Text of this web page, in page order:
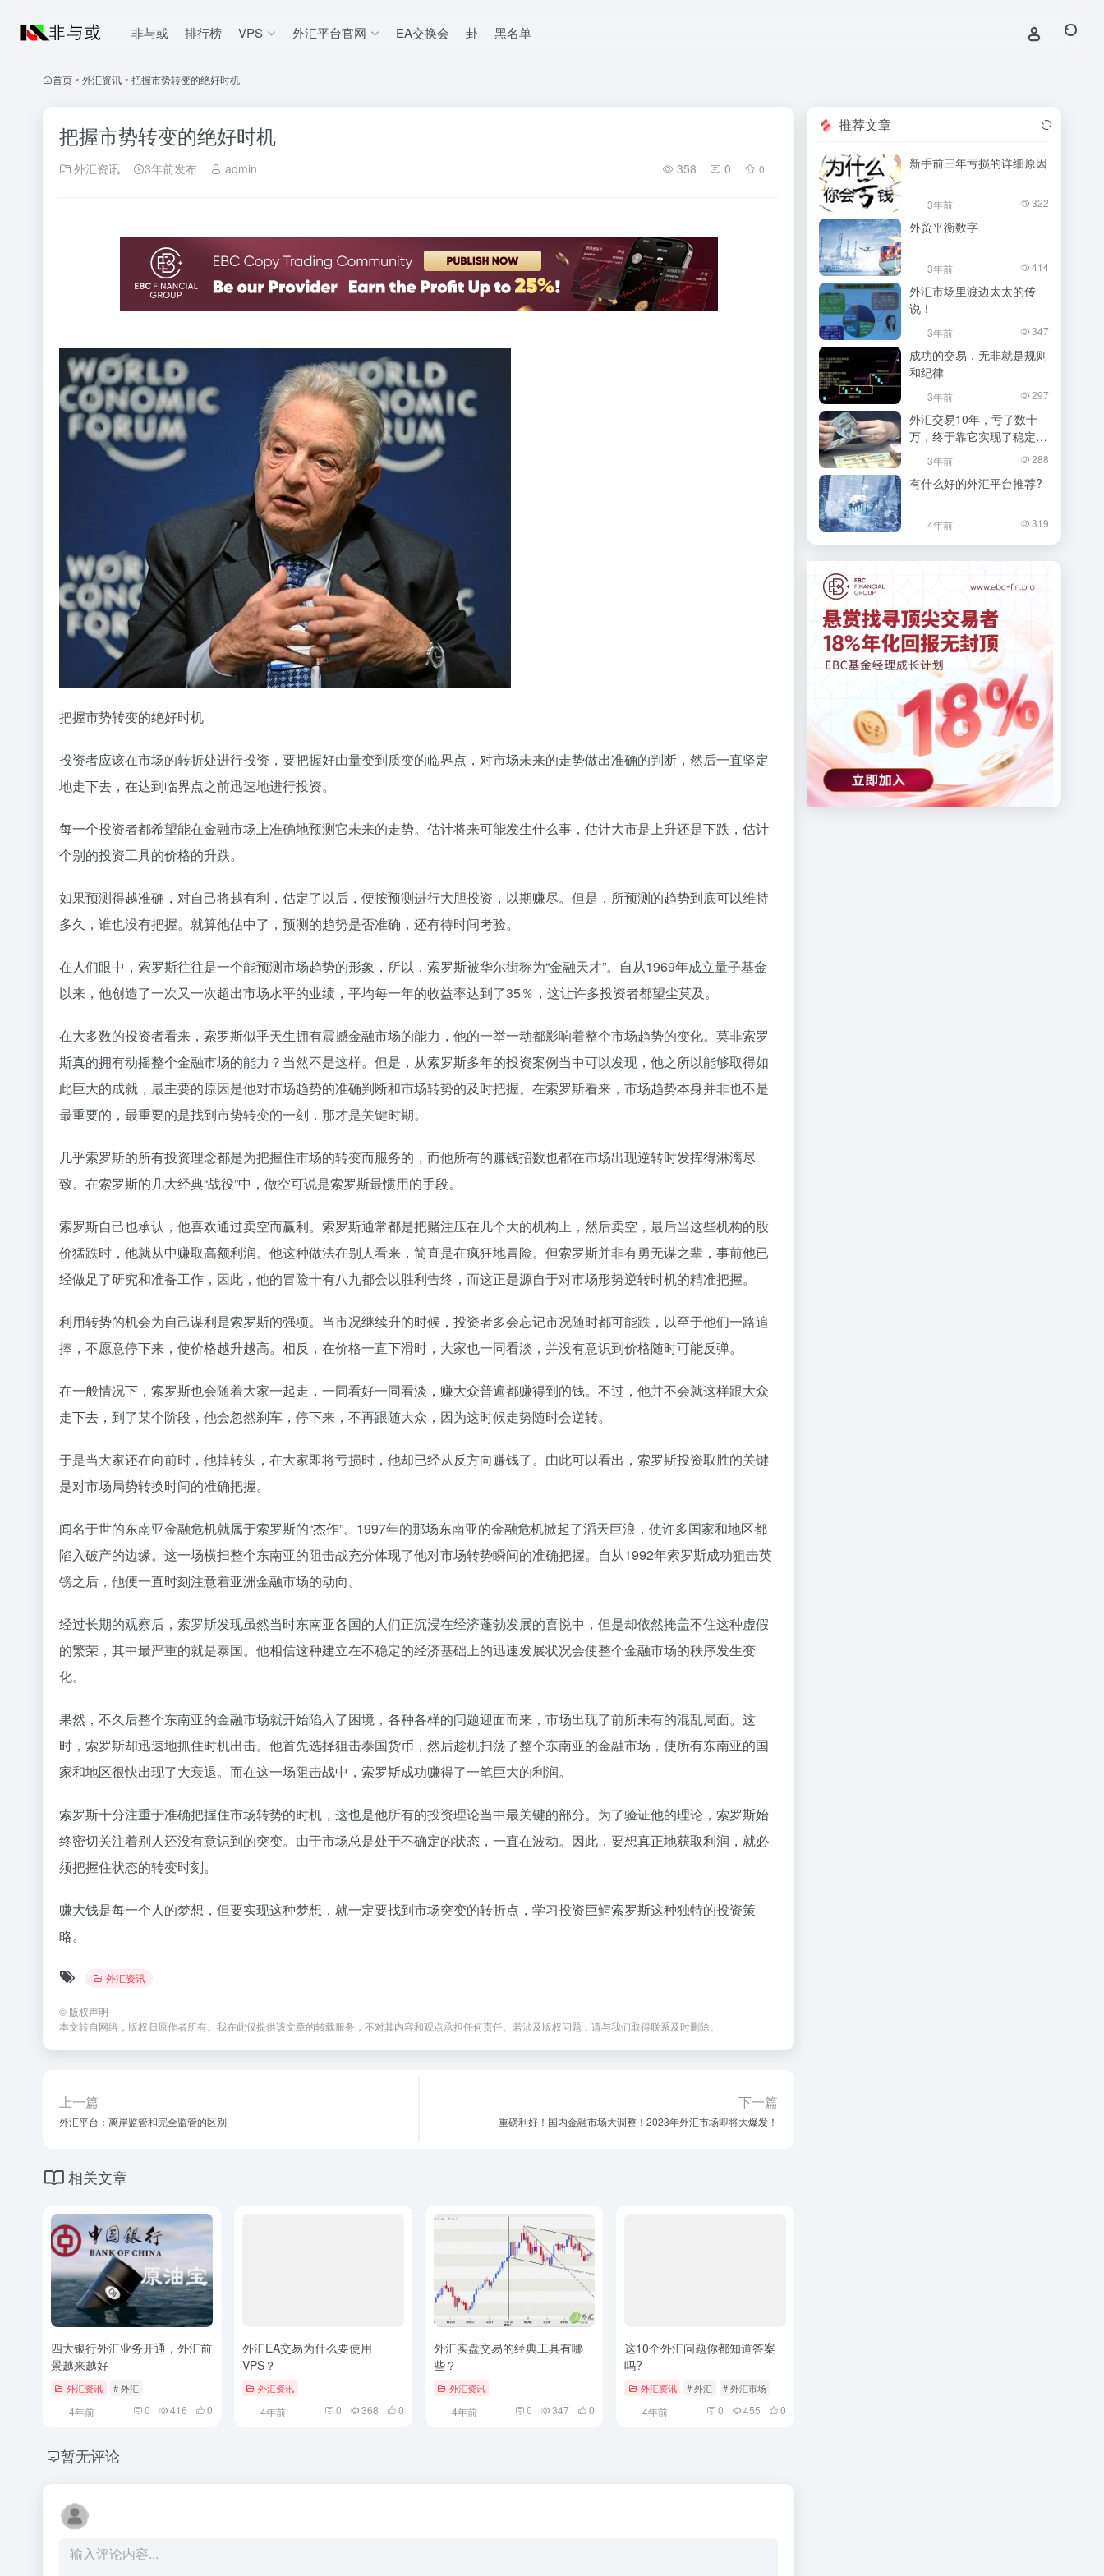
非与或 排行榜 VPS 外汇平台官网 EA交换会 卦 黑名单
首页 • 外汇资讯 • 把握市势转变的绝好时机
把握市势转变的绝好时机
外汇资讯 3年前发布 admin 358 0 0
把握市势转变的绝好时机
投资者应该在市场的转折处进行投资，要把握好由量变到质变的临界点，对市场未来的走势做出准确的判断，然后一直坚定
地走下去，在达到临界点之前迅速地进行投资。
每一个投资者都希望能在金融市场上准确地预测它未来的走势。估计将来可能发生什么事，估计大市是上升还是下跌，估计
个别的投资工具的价格的升跌。
如果预测得越准确，对自己将越有利，估定了以后，便按预测进行大胆投资，以期赚尽。但是，所预测的趋势到底可以维持
多久，谁也没有把握。就算他估中了，预测的趋势是否准确，还有待时间考验。
在人们眼中，索罗斯往往是一个能预测市场趋势的形象，所以，索罗斯被华尔街称为“金融天才”。自从1969年成立量子基金
以来，他创造了一次又一次超出市场水平的业绩，平均每一年的收益率达到了35％，这让许多投资者都望尘莫及。
在大多数的投资者看来，索罗斯似乎天生拥有震撼金融市场的能力，他的一举一动都影响着整个市场趋势的变化。莫非索罗
斯真的拥有动摇整个金融市场的能力？当然不是这样。但是，从索罗斯多年的投资案例当中可以发现，他之所以能够取得如
此巨大的成就，最主要的原因是他对市场趋势的准确判断和市场转势的及时把握。在索罗斯看来，市场趋势本身并非也不是
最重要的，最重要的是找到市势转变的一刻，那才是关键时期。
几乎索罗斯的所有投资理念都是为把握住市场的转变而服务的，而他所有的赚钱招数也都在市场出现逆转时发挥得淋漓尽
致。在索罗斯的几大经典“战役”中，做空可说是索罗斯最惯用的手段。
索罗斯自己也承认，他喜欢通过卖空而赢利。索罗斯通常都是把赌注压在几个大的机构上，然后卖空，最后当这些机构的股
价猛跌时，他就从中赚取高额利润。他这种做法在别人看来，简直是在疯狂地冒险。但索罗斯并非有勇无谋之辈，事前他已
经做足了研究和准备工作，因此，他的冒险十有八九都会以胜利告终，而这正是源自于对市场形势逆转时机的精准把握。
利用转势的机会为自己谋利是索罗斯的强项。当市况继续升的时候，投资者多会忘记市况随时都可能跌，以至于他们一路追
捧，不愿意停下来，使价格越升越高。相反，在价格一直下滑时，大家也一同看淡，并没有意识到价格随时可能反弹。
在一般情况下，索罗斯也会随着大家一起走，一同看好一同看淡，赚大众普遍都赚得到的钱。不过，他并不会就这样跟大众
走下去，到了某个阶段，他会忽然刹车，停下来，不再跟随大众，因为这时候走势随时会逆转。
于是当大家还在向前时，他掉转头，在大家即将亏损时，他却已经从反方向赚钱了。由此可以看出，索罗斯投资取胜的关键
是对市场局势转换时间的准确把握。
闻名于世的东南亚金融危机就属于索罗斯的“杰作”。1997年的那场东南亚的金融危机掀起了滔天巨浪，使许多国家和地区都
陷入破产的边缘。这一场横扫整个东南亚的阻击战充分体现了他对市场转势瞬间的准确把握。自从1992年索罗斯成功狙击英
镑之后，他便一直时刻注意着亚洲金融市场的动向。
经过长期的观察后，索罗斯发现虽然当时东南亚各国的人们正沉浸在经济蓬勃发展的喜悦中，但是却依然掩盖不住这种虚假
的繁荣，其中最严重的就是泰国。他相信这种建立在不稳定的经济基础上的迅速发展状况会使整个金融市场的秩序发生变
化。
果然，不久后整个东南亚的金融市场就开始陷入了困境，各种各样的问题迎面而来，市场出现了前所未有的混乱局面。这
时，索罗斯却迅速地抓住时机出击。他首先选择狙击泰国货币，然后趁机扫荡了整个东南亚的金融市场，使所有东南亚的国
家和地区很快出现了大衰退。而在这一场阻击战中，索罗斯成功赚得了一笔巨大的利润。
索罗斯十分注重于准确把握住市场转势的时机，这也是他所有的投资理论当中最关键的部分。为了验证他的理论，索罗斯始
终密切关注着别人还没有意识到的突变。由于市场总是处于不确定的状态，一直在波动。因此，要想真正地获取利润，就必
须把握住状态的转变时刻。
赚大钱是每一个人的梦想，但要实现这种梦想，就一定要找到市场突变的转折点，学习投资巨鳄索罗斯这种独特的投资策
略。
外汇资讯
© 版权声明
本文转自网络，版权归原作者所有。我在此仅提供该文章的转载服务，不对其内容和观点承担任何责任。若涉及版权问题，请与我们取得联系及时删除。
上一篇
外汇平台：离岸监管和完全监管的区别
下一篇
重磅利好！国内金融市场大调整！2023年外汇市场即将大爆发！
相关文章
四大银行外汇业务开通，外汇前
景越来越好
外汇资讯 # 外汇
4年前 0 416 0
外汇EA交易为什么要使用
VPS？
外汇资讯
4年前 0 368 0
外汇实盘交易的经典工具有哪
些？
外汇资讯
4年前 0 347 0
这10个外汇问题你都知道答案
吗?
外汇资讯 # 外汇 # 外汇市场
4年前 0 455 0
暂无评论
推荐文章
新手前三年亏损的详细原因
3年前 322
外贸平衡数字
3年前 414
外汇市场里渡边太太的传
说！
3年前 347
成功的交易，无非就是规则
和纪律
3年前 297
外汇交易10年，亏了数十
万，终于靠它实现了稳定盈
利！3年前 288
有什么好的外汇平台推荐?
4年前 319